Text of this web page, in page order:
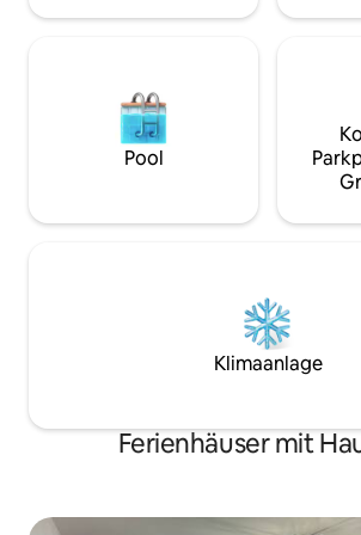
Pool
Klimaanlage
Ferienhäuser mit